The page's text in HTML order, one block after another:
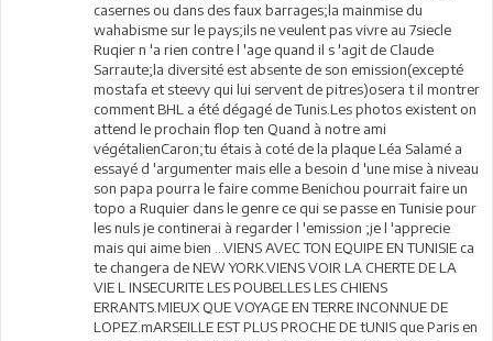
casernes ou dans des faux barrages;la mainmise du
wahabisme sur le pays;ils ne veulent pas vivre au 7siecle
Ruqier n 'a rien contre l 'age quand il s 'agit de Claude
Sarraute;la diversité est absente de son emission(excepté
mostafa et steevy qui lui servent de pitres)osera t il montrer
comment BHL a été dégagé de Tunis.Les photos existent on
attend le prochain flop ten Quand à notre ami
végétalienCaron;tu étais à coté de la plaque Léa Salamé a
essayé d 'argumenter mais elle a besoin d 'une mise à niveau
son papa pourra le faire comme Benichou pourrait faire un
topo a Ruquier dans le genre ce qui se passe en Tunisie pour
les nuls je continerai à regarder l 'emission ;je l 'apprecie
mais qui aime bien ...VIENS AVEC TON EQUIPE EN TUNISIE ca
te changera de NEW YORK.VIENS VOIR LA CHERTE DE LA
VIE L INSECURITE LES POUBELLES LES CHIENS
ERRANTS.MIEUX QUE VOYAGE EN TERRE INCONNUE DE
LOPEZ.mARSEILLE EST PLUS PROCHE DE tUNIS que Paris en